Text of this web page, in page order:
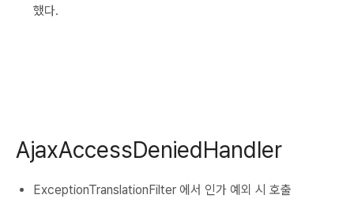
했다.
AjaxAccessDeniedHandler
ExceptionTranslationFilter 에서 인가 예외 시 호출